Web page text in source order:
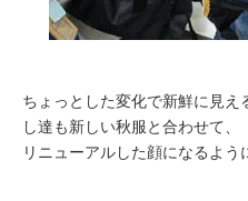
ちょっとした変化で新鮮に見
し達も新しい秋服と合わせて、
リニューアルした顔になるよ